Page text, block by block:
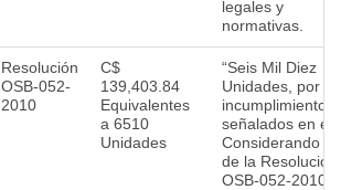
legales y
normativas.
Resolución
OSB-052-
2010
C$
139,403.84
Equivalentes
a 6510
Unidades
“Seis Mil Diez
Unidades, por
incumplimientos
señalados en el
Considerando V
de la Resolución
OSB-052-2010.